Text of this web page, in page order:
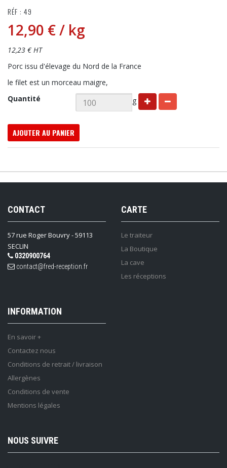
RÉF : 49
12,90 €/ kg
12,23 € HT
Porc issu d'élevage du Nord de la France
le filet est un morceau maigre,
Quantité
g
AJOUTER AU PANIER
CONTACT
57 rue Roger Bouvry - 59113
SECLIN
0320900764
contact@fred-reception.fr
CARTE
Le traiteur
La Boutique
La cave
Les réceptions
INFORMATION
En savoir +
Contactez nous
Conditions de retrait / livraison
Allergènes
Conditions de vente
Mentions légales
NOUS SUIVRE